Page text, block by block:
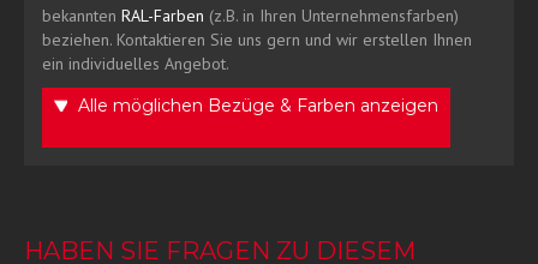
bekannten RAL-Farben (z.B. in Ihren Unternehmensfarben)
beziehen. Kontaktieren Sie uns gern und wir erstellen Ihnen
ein individuelles Angebot.
Alle möglichen Bezüge & Farben anzeigen
HABEN SIE FRAGEN ZU DIESEM